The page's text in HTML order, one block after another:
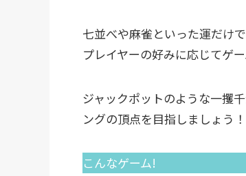
七並べや麻雀といった運だけ
プレイヤーの好みに応じてゲ
ジャックポットのような一攫
ングの頂点を目指しましょう！
こんなゲーム!